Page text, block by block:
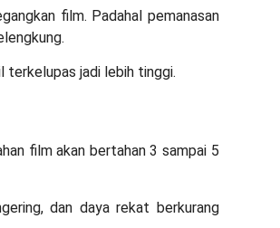
film. Padahal pemanasan
terkelupas jadi lebih tinggi.
film akan bertahan 3 sampai 5
dan daya rekat berkurang